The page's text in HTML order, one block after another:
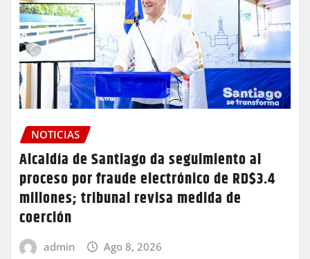
NOTICIAS
Alcaldía de Santiago da seguimiento al
proceso por fraude electrónico de RD$3.4
millones; tribunal revisa medida de
coerción
admin Ago 8, 2026